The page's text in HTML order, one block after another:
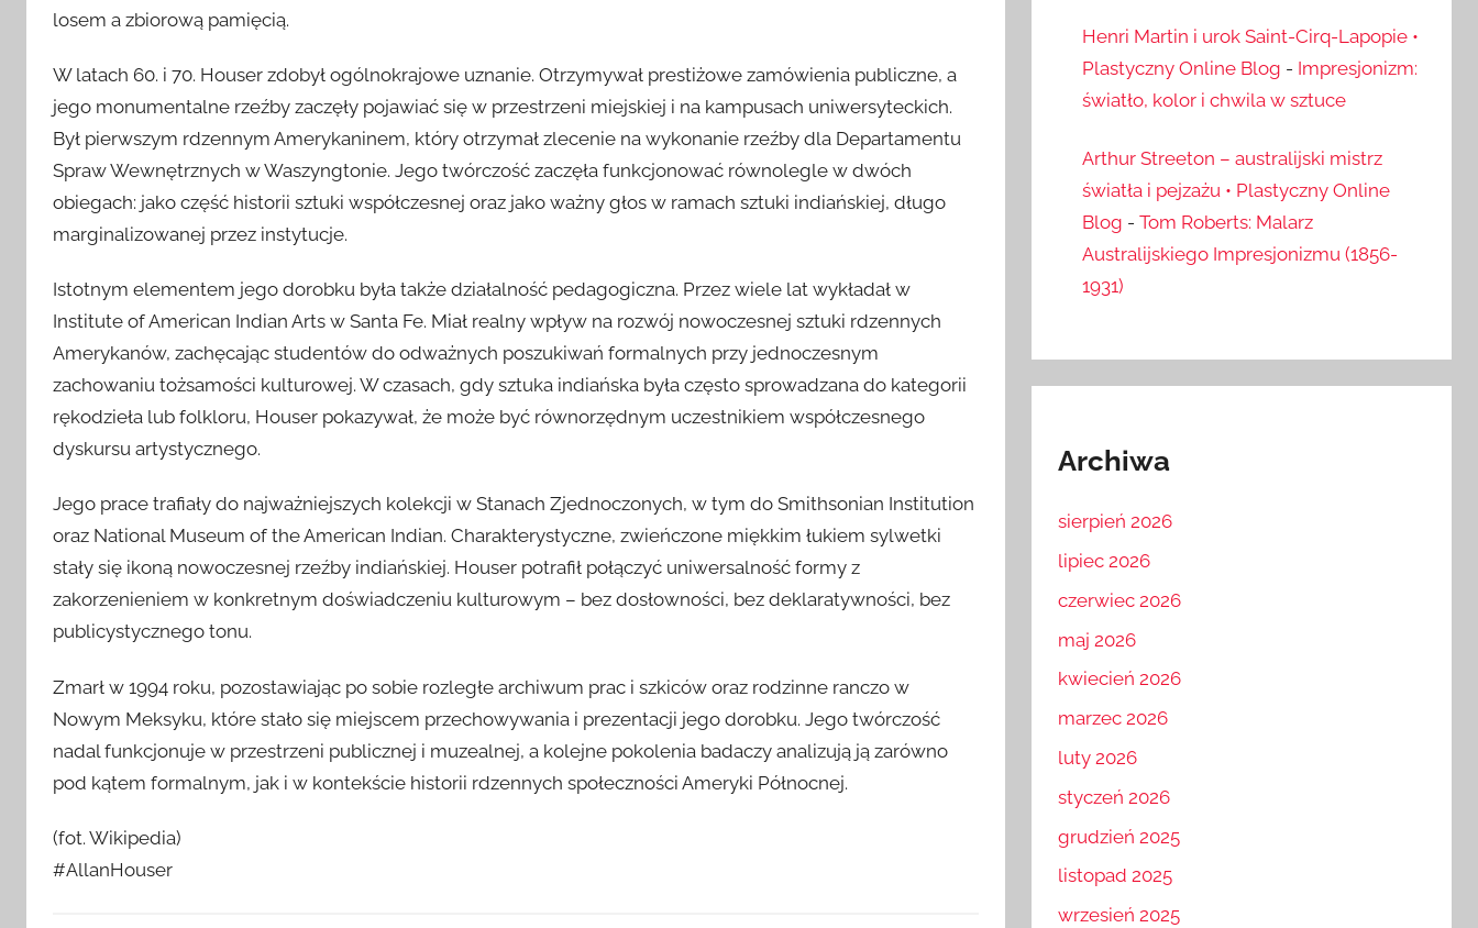
losem a zbiorową pamięcią.
W latach 60. i 70. Houser zdobył ogólnokrajowe uznanie. Otrzymywał prestiżowe zamówienia publiczne, a
jego monumentalne rzeźby zaczęły pojawiać się w przestrzeni miejskiej i na kampusach uniwersyteckich.
Był pierwszym rdzennym Amerykaninem, który otrzymał zlecenie na wykonanie rzeźby dla Departamentu
Spraw Wewnętrznych w Waszyngtonie. Jego twórczość zaczęła funkcjonować równolegle w dwóch
obiegach: jako część historii sztuki współczesnej oraz jako ważny głos w ramach sztuki indiańskiej, długo
marginalizowanej przez instytucje.
Istotnym elementem jego dorobku była także działalność pedagogiczna. Przez wiele lat wykładał w
Institute of American Indian Arts w Santa Fe. Miał realny wpływ na rozwój nowoczesnej sztuki rdzennych
Amerykanów, zachęcając studentów do odważnych poszukiwań formalnych przy jednoczesnym
zachowaniu tożsamości kulturowej. W czasach, gdy sztuka indiańska była często sprowadzana do kategorii
rękodzieła lub folkloru, Houser pokazywał, że może być równorzędnym uczestnikiem współczesnego
dyskursu artystycznego.
Jego prace trafiały do najważniejszych kolekcji w Stanach Zjednoczonych, w tym do Smithsonian Institution
oraz National Museum of the American Indian. Charakterystyczne, zwieńczone miękkim łukiem sylwetki
stały się ikoną nowoczesnej rzeźby indiańskiej. Houser potrafił połączyć uniwersalność formy z
zakorzenieniem w konkretnym doświadczeniu kulturowym – bez dosłowności, bez deklaratywności, bez
publicystycznego tonu.
Zmarł w 1994 roku, pozostawiając po sobie rozległe archiwum prac i szkiców oraz rodzinne ranczo w
Nowym Meksyku, które stało się miejscem przechowywania i prezentacji jego dorobku. Jego twórczość
nadal funkcjonuje w przestrzeni publicznej i muzealnej, a kolejne pokolenia badaczy analizują ją zarówno
pod kątem formalnym, jak i w kontekście historii rdzennych społeczności Ameryki Północnej.
(fot. Wikipedia)
#AllanHouser
Henri Martin i urok Saint-Cirq-Lapopie •
Plastyczny Online Blog - Impresjonizm:
światło, kolor i chwila w sztuce
Arthur Streeton – australijski mistrz
światła i pejzażu • Plastyczny Online
Blog - Tom Roberts: Malarz
Australijskiego Impresjonizmu (1856-
1931)
Archiwa
sierpień 2026
lipiec 2026
czerwiec 2026
maj 2026
kwiecień 2026
marzec 2026
luty 2026
styczeń 2026
grudzień 2025
listopad 2025
wrzesień 2025